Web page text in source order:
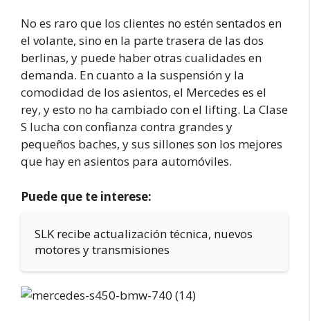
No es raro que los clientes no estén sentados en
el volante, sino en la parte trasera de las dos
berlinas, y puede haber otras cualidades en
demanda. En cuanto a la suspensión y la
comodidad de los asientos, el Mercedes es el
rey, y esto no ha cambiado con el lifting. La Clase
S lucha con confianza contra grandes y
pequeños baches, y sus sillones son los mejores
que hay en asientos para automóviles.
Puede que te interese:
SLK recibe actualización técnica, nuevos
motores y transmisiones